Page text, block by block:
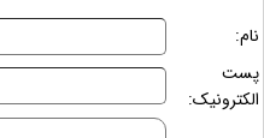
نام:
پست
الکترونیک: